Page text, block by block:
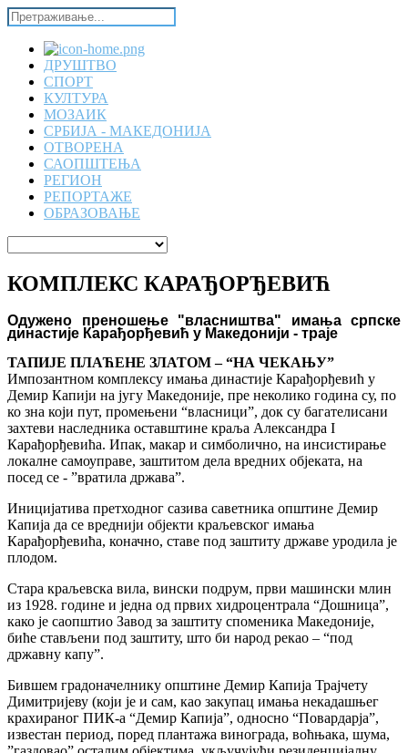
ДРУШТВО
СПОРТ
КУЛТУРА
МОЗАИК
СРБИЈА - МАКЕДОНИЈА
ОТВОРЕНА
САОПШТЕЊА
РЕГИОН
РЕПОРТАЖЕ
ОБРАЗОВАЊЕ
КОМПЛЕКС КАРАЂОРЂЕВИЋ
Одужено преношење "власништва" имања српске
династије Карађорђевић у Македонији - траје
ТАПИЈЕ ПЛАЋЕНЕ ЗЛАТОМ – “НА ЧЕКАЊУ”
Импозантном комплексу имања династије Карађорђевић у
Демир Капији на југу Македоније, пре неколико година су, по
ко зна који пут, промењени “власници”, док су багателисани
захтеви наследника оставштине краља Александра I
Карађорђевића. Ипак, макар и симболично, на инсистирање
локалне самоуправе, заштитом дела вредних објеката, на
посед се - ”вратила држава”.
Иницијатива претходног сазива саветника општине Демир
Капија да се вреднији објекти краљевског имања
Карађорђевића, коначно, ставе под заштиту државе уродила је
плодом.
Стара краљевска вила, вински подрум, први машински млин
из 1928. године и једна од првих хидроцентрала “Дошница”,
како је саопштио Завод за заштиту споменика Македоније,
биће стављени под заштиту, што би народ рекао – “под
државну капу”.
Бившем градоначелнику општине Демир Капија Трајчету
Димитријеву (који је и сам, као закупац имања некадашњег
крахираног ПИК-а “Демир Капија”, односно “Повардарја”,
известан период, поред плантажа винограда, воћњака, шума,